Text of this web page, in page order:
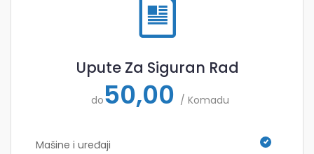
Upute Za Siguran Rad
do50,00 / Komadu
Mašine i uređaji